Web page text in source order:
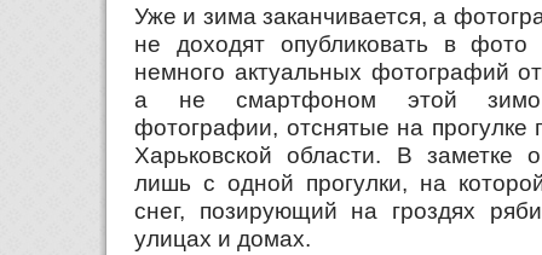
Уже и зима заканчивается, а
не доходят опубликовать в фото
немного актуальных фотографий
а не смартфоном этой
фотографии, отснятые на прогулке
Харьковской области. В заметке
лишь с одной прогулки, на
снег, позирующий на гроздях
улицах и домах.